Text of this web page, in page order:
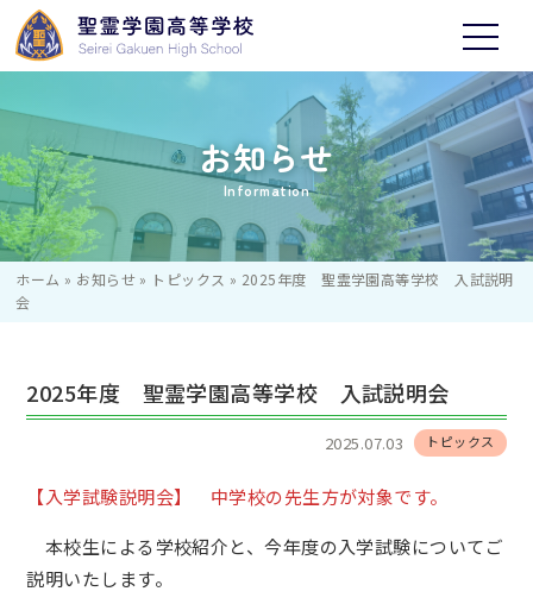
お知らせ
Information
ホーム » お知らせ» トピックス » 2025年度 聖霊学園高等学校 入試説明
会
2025年度 聖霊学園高等学校 入試説明会
2025.07.03 トピックス
【入学試験説明会】 中学校の先生方が対象です。
本校生による学校紹介と、今年度の入学試験についてご
説明いたします。